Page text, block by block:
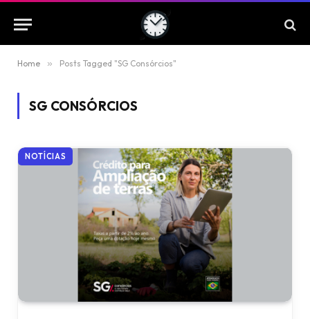
Home » Posts Tagged "SG Consórcios"
SG CONSÓRCIOS
NOTÍCIAS